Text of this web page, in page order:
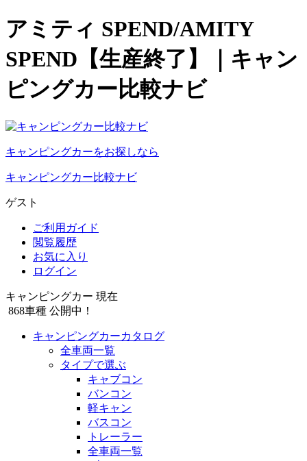
アミティ SPEND/AMITY
SPEND【生産終了】｜キャン
ピングカー比較ナビ
キャンピングカーをお探しなら
キャンピングカー比較ナビ
ゲスト
ご利用ガイド
閲覧履歴
お気に入り
ログイン
キャンピングカー 現在
868車種 公開中！
キャンピングカーカタログ
全車両一覧
タイプで選ぶ
キャブコン
バンコン
軽キャン
バスコン
トレーラー
全車両一覧